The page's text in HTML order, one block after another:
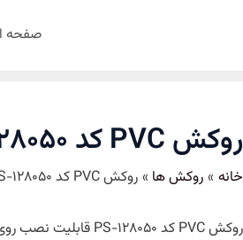
صفحه
روکش PVC کد PS-128050
خانه روکش ها روکش PVC کد PS-128050